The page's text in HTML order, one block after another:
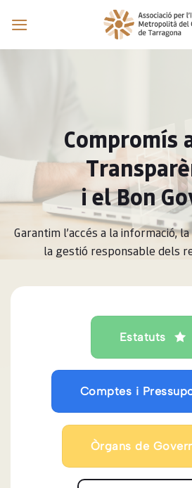
content
Compromís
i el Bon
Garantim l’accés a la informació,
la gestió responsable dels
Estatuts
Comptes i
Òrgans de